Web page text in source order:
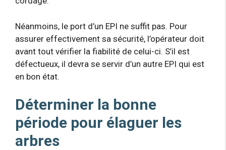
Néanmoins, le port d’un EPI ne suffit pas. Pour
assurer effectivement sa sécurité, l’opérateur doit
avant tout vérifier la fiabilité de celui-ci. S’il est
défectueux, il devra se servir d’un autre EPI qui est
en bon état.
Déterminer la bonne
période pour élaguer les
arbres